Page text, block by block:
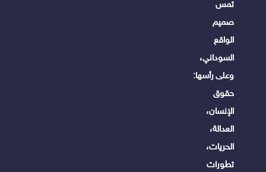
تمس
صميم
الواقع
السوداني،
وعلى رأسها:
حقوق
الإنسان،
العدالة،
الحريات،
تطورات